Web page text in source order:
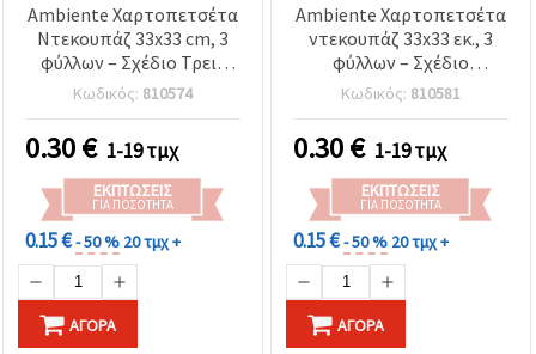
Ambiente Χαρτοπετσέτα
Ντεκουπάζ 33x33 cm, 3
φύλλων – Σχέδιο Τρεις
Άγιοι Βασίληδες, ιδανική
για γιορτινές
χειροτεχνίες,
χριστουγεννιάτικη
διακόσμηση &
δημιουργικό τύλιγμα
Κωδικός: 810574
0.30€ 1-19 τμχ
ΕΚΠΤΏΣΕΙΣ
ΓΙΑ ΠΟΣΌΤΗΤΑ
0.15 €- 50 % 20 τμχ +
ΑΓΟΡΆ
Ambiente Χαρτοπετσέτα
ντεκουπάζ 33x33 εκ., 3
φύλλων – Σχέδιο
Αθλητικοί Χιονάνθρωποι,
Ιδανική για Γιορτινές
Χειροτεχνίες, Παιδικές
Κατασκευές &
Χριστουγεννιάτικη
Διακόσμηση
Κωδικός: 810581
0.30€ 1-19 τμχ
ΕΚΠΤΏΣΕΙΣ
ΓΙΑ ΠΟΣΌΤΗΤΑ
0.15 €- 50 % 20 τμχ +
ΑΓΟΡΆ